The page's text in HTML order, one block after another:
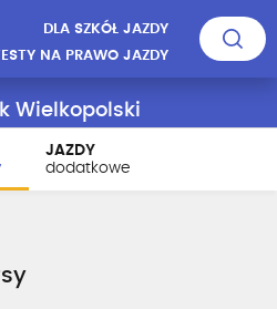
DLA SZKÓŁ JAZDY
NA PRAWO JAZDY
Wielkopolski
JAZDY
dodatkowe